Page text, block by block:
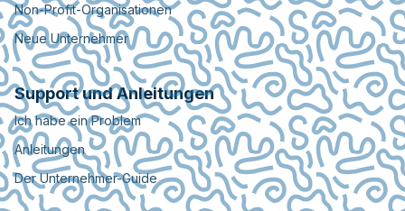
Non-Profit-Organisationen
Neue Unternehmer
Support und Anleitungen
Ich habe ein Problem
Anleitungen
Der Unternehmer-Guide